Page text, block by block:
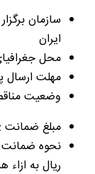
سازمان
ایران
محل
مهلت ارسال
وضعیت
مبلغ ضمانت : 350.000.000 ریال به ازاء هر خودور
ریال به